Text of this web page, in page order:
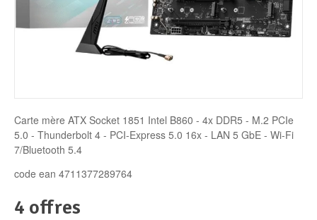
Carte mère ATX Socket 1851 Intel B860 - 4x DDR5 - M.2 PCIe
5.0 - Thunderbolt 4 - PCI-Express 5.0 16x - LAN 5 GbE - Wi-Fi
7/Bluetooth 5.4
code ean 4711377289764
4 offres